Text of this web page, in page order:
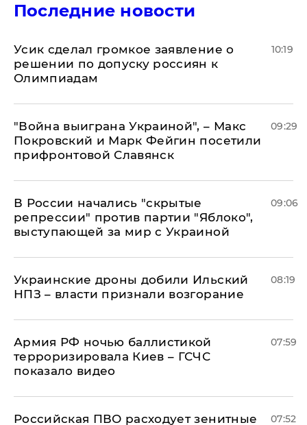
Последние новости
Усик сделал громкое заявление о
решении по допуску россиян к
Олимпиадам
10:19
"Война выиграна Украиной", – Макс
Покровский и Марк Фейгин посетили
прифронтовой Славянск
09:29
В России начались "скрытые
репрессии" против партии "Яблоко",
выступающей за мир с Украиной
09:06
Украинские дроны добили Ильский
НПЗ – власти признали возгорание
08:19
Армия РФ ночью баллистикой
терроризировала Киев – ГСЧС
показало видео
07:59
Российская ПВО расходует зенитные
07:52